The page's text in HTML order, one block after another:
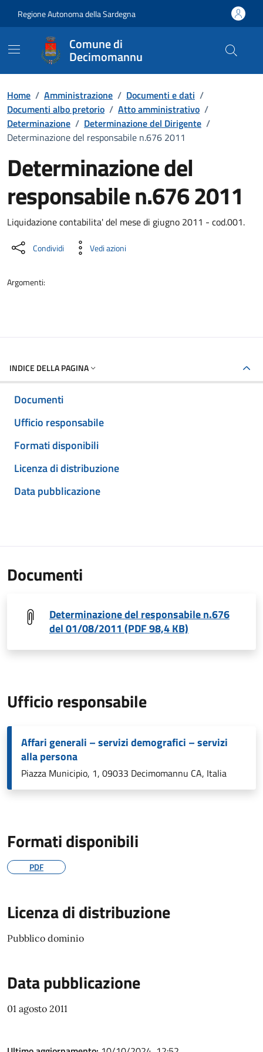
Regione Autonoma della Sardegna
Comune di
Decimomannu
Home / Amministrazione / Documenti e dati /
Documenti albo pretorio / Atto amministrativo /
Determinazione / Determinazione del Dirigente /
Determinazione del responsabile n.676 2011
Determinazione del
responsabile n.676 2011
Dettaglio del documento
Liquidazione contabilita' del mese di giugno 2011 - cod.001.
Condividi Vedi azioni
Argomenti:
INDICE DELLA PAGINA
Documenti
Ufficio responsabile
Formati disponibili
Licenza di distribuzione
Data pubblicazione
Documenti
Determinazione del responsabile n.676
del 01/08/2011 (PDF 98,4 KB)
Ufficio responsabile
Affari generali – servizi demografici – servizi
alla persona
Piazza Municipio, 1, 09033 Decimomannu CA, Italia
Formati disponibili
PDF
Licenza di distribuzione
Pubblico dominio
Data pubblicazione
01 agosto 2011